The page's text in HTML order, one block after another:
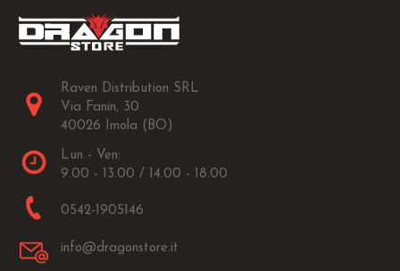
Raven Distribution SRL
Via Fanin, 30
40026 Imola (BO)
Lun - Ven:
9.00 - 13.00 / 14.00 - 18.00
0542-1905146
info@dragonstore.it